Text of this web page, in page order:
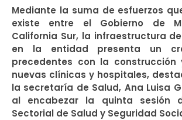
Mediante la suma de esfuerzos
existe entre el Gobierno de
California Sur, la infraestructura
en la entidad presenta un
precedentes con la
nuevas clínicas y hospitales,
la secretaría de Salud, Ana Luisa
al encabezar la quinta sesión
Sectorial de Salud y Seguridad